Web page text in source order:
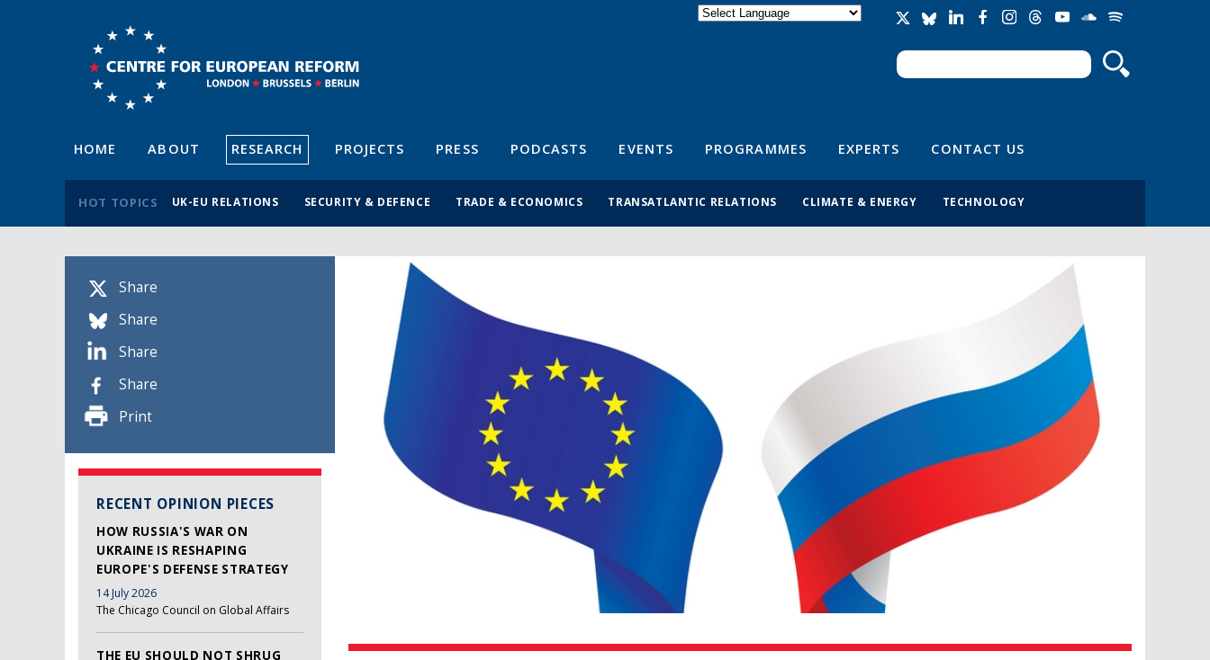
Search form
Search
HOME ABOUT RESEARCH PROJECTS PRESS PODCASTS EVENTS PROGRAMMES EXPERTS CONTACT US
HOT TOPICS UK-EU RELATIONS SECURITY & DEFENCE TRADE & ECONOMICS TRANSATLANTIC RELATIONS CLIMATE & ENERGY TECHNOLOGY
Share
Share
Share
Share
Print
RECENT OPINION PIECES
HOW RUSSIA'S WAR ON
UKRAINE IS RESHAPING
EUROPE'S DEFENSE STRATEGY
14 July 2026
The Chicago Council on Global Affairs
THE EU SHOULD NOT SHRUG